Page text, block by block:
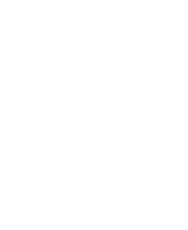
件が起こりました。
って